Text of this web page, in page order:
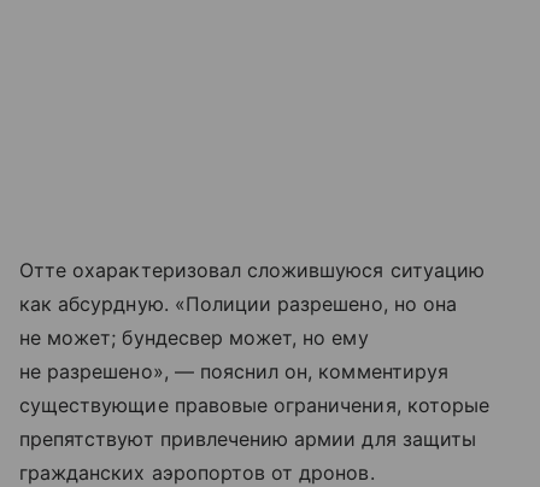
Отте охарактеризовал сложившуюся ситуацию
как абсурдную. «Полиции разрешено, но она
не может; бундесвер может, но ему
не разрешено», — пояснил он, комментируя
существующие правовые ограничения, которые
препятствуют привлечению армии для защиты
гражданских аэропортов от дронов.